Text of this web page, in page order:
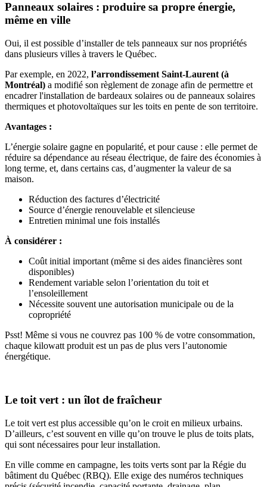
Panneaux solaires : produire sa propre énergie,
même en ville
Oui, il est possible d’installer de tels panneaux sur nos propriétés
dans plusieurs villes à travers le Québec.
Par exemple, en 2022, l’arrondissement Saint-Laurent (à
Montréal) a modifié son règlement de zonage afin de permettre et
encadrer l'installation de bardeaux solaires ou de panneaux solaires
thermiques et photovoltaïques sur les toits en pente de son territoire.
Avantages :
L’énergie solaire gagne en popularité, et pour cause : elle permet de
réduire sa dépendance au réseau électrique, de faire des économies à
long terme, et, dans certains cas, d’augmenter la valeur de sa
maison.
Réduction des factures d’électricité
Source d’énergie renouvelable et silencieuse
Entretien minimal une fois installés
À considérer :
Coût initial important (même si des aides financières sont
disponibles)
Rendement variable selon l’orientation du toit et
l’ensoleillement
Nécessite souvent une autorisation municipale ou de la
copropriété
Psst! Même si vous ne couvrez pas 100 % de votre consommation,
chaque kilowatt produit est un pas de plus vers l’autonomie
énergétique.
Le toit vert : un îlot de fraîcheur
Le toit vert est plus accessible qu’on le croit en milieux urbains.
D’ailleurs, c’est souvent en ville qu’on trouve le plus de toits plats,
qui sont nécessaires pour leur installation.
En ville comme en campagne, les toits verts sont par la Régie du
bâtiment du Québec (RBQ). Elle exige des numéros techniques